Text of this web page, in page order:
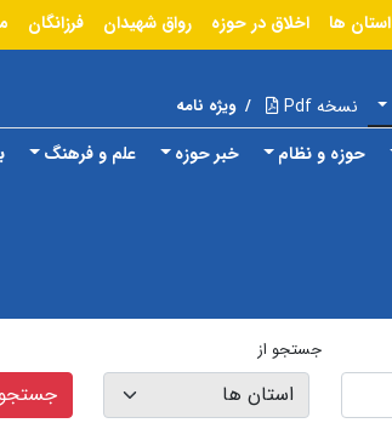
استان ها اخلاق در حوزه رواق شهیدان فرزانگان
نسخه Pdf / ویژه نامه
حوزه و نظام خبر حوزه علم و فرهنگ
جستجو از
جستجو